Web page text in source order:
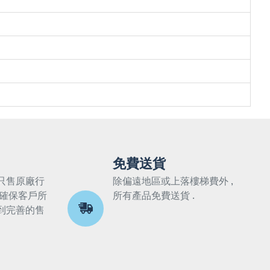
售原廠行
保客戶所
完善的售
免費送貨
除偏遠地區或上落樓梯費外 ,
所有產品免費送貨 .